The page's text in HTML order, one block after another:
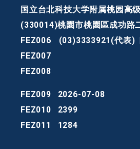
国立台北科技大学附属桃园高
(330014)桃園市桃園區成功路
FEZ006
(03)3333921(代表)
FEZ007
FEZ008
FEZ009
2026-07-08
FEZ010
2399
FEZ011
1284